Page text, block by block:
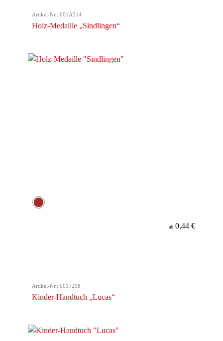
Artikel-Nr.: 001A514
Holz-Medaille „Sindlingen“
ab 0,44 €
Artikel-Nr.: 0017298
Kinder-Handtuch „Lucas“